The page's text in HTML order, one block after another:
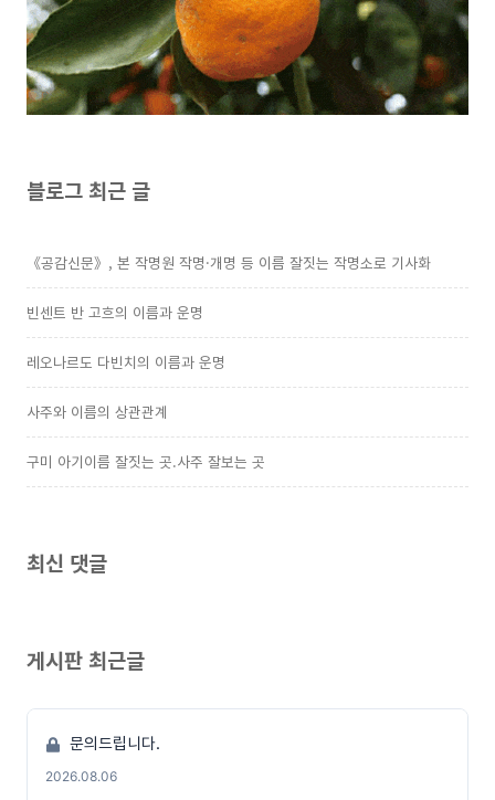
블로그 최근 글
《공감신문》, 본 작명원 작명·개명 등 이름 잘짓는 작명소로 기사화
빈센트 반 고흐의 이름과 운명
레오나르도 다빈치의 이름과 운명
사주와 이름의 상관관계
구미 아기이름 잘짓는 곳.사주 잘보는 곳
최신 댓글
게시판 최근글
문의드립니다.
2026.08.06